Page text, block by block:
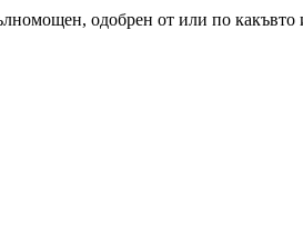
одобрен от или по